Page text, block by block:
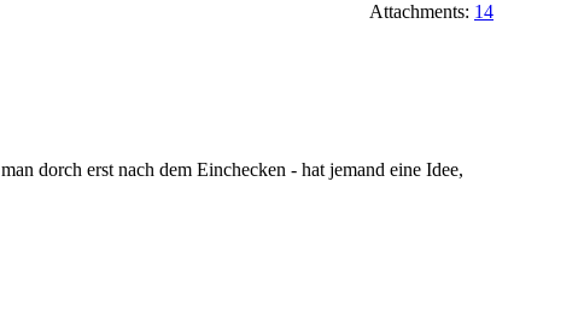
Attachments: 14
dorch erst nach dem Einchecken - hat jemand eine Idee,